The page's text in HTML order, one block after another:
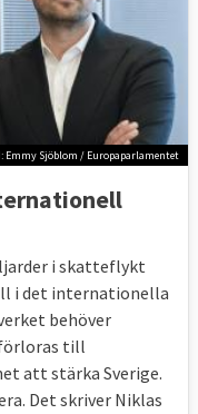
Emmy Sjöblom / Europaparlamentet
i skatteflykt
i det internationella
behöver
till
att stärka Sverige.
Det skriver Niklas